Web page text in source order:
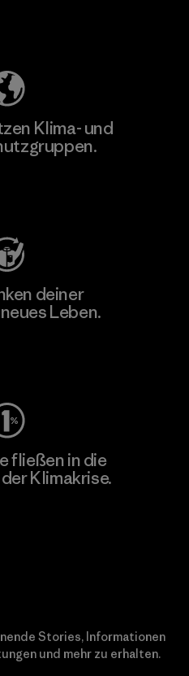
Klima- und
deiner
Leben.
fließen in die
Klimakrise.
Stories, Informationen
und mehr zu erhalten.